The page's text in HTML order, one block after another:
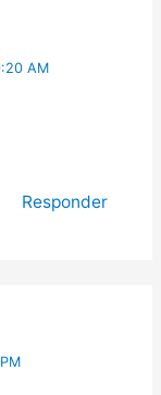
AM
Responder